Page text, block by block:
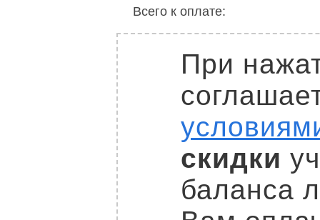
Всего к оплате:
При
скидки
баланса